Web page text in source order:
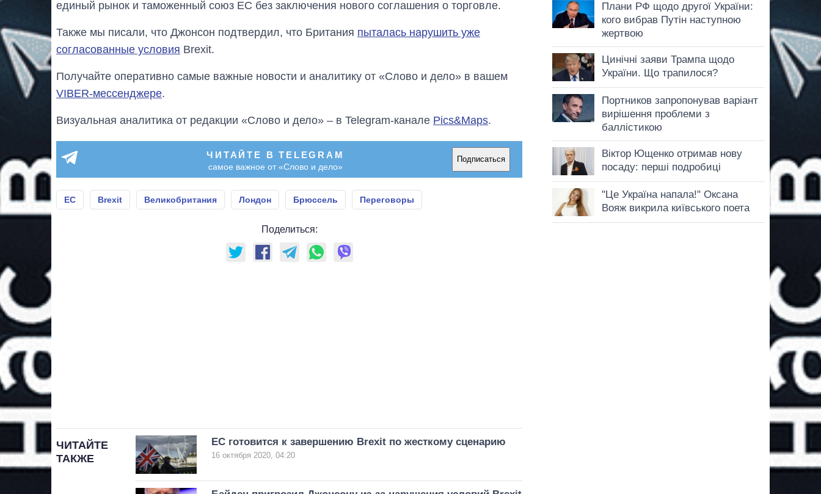
единый рынок и таможенный союз ЕС без заключения нового соглашения о торговле.
Также мы писали, что Джонсон подтвердил, что Британия пыталась нарушить уже
согласованные условия Brexit.
Получайте оперативно самые важные новости и аналитику от «Слово и дело» в вашем
VIBER-мессенджере.
Визуальная аналитика от редакции «Слово и дело» – в Telegram-канале Pics&Maps.
ЧИТАЙТЕ В TELEGRAM
самое важное от «Слово и дело»
Подписаться
ЕС Brexit Великобритания Лондон Брюссель Переговоры
Поделиться:
ЧИТАЙТЕ
ТАКЖЕ
ЕС готовится к завершению Brexit по жесткому сценарию
16 октября 2020, 04:20